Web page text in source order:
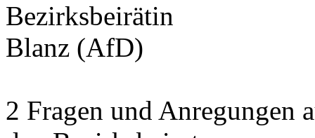
Bezirksbeirätin
Blanz (AfD)
2 Fragen und Anregungen